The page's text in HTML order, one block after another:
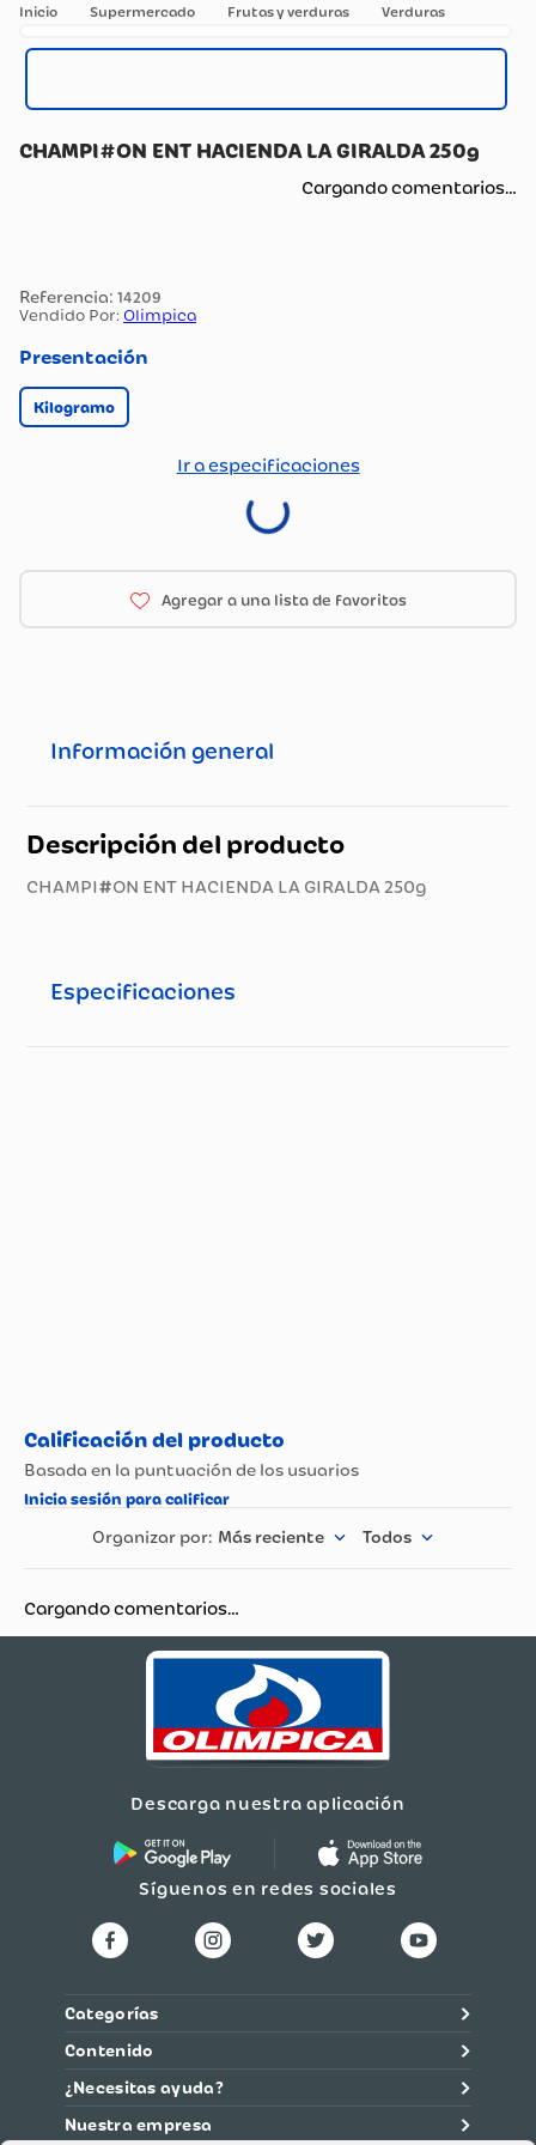
Supermercado Frutas y verduras Verduras
CHAMPI#ON ENT HACIENDA LA GIRALDA 250g
Cargando comentarios…
: 14209
Vendido Por: Olimpica
Presentación
Kilogramo
Ir a especificaciones
Información general
Descripción del producto
CHAMPI#ON ENT HACIENDA LA GIRALDA 250g
Especificaciones
Más reciente Todos
Cargando comentarios…
Descarga nuestra aplicación
Síguenos en redes sociales
Categorías
Contenido
¿Necesitas ayuda?
Nuestra empresa